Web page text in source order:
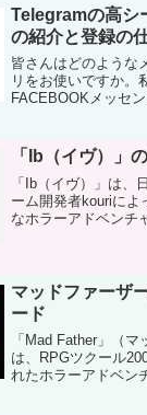
「恐怖の森」の製作
ありな...
Telegramの高シ
の紹介と登録の
皆さんはどのような
リをお使いですか。
FACEBOOKメッセ
み人気ですが、欧米
れていません。な...
「Ib（イヴ）」
「Ib（イヴ）」は、
ーム開発者kouriによ
なホラーアドベンチ
的な恐怖...
マッドファーザ
ード
「Mad Father」（マ
は、RPGツクール
れたホラーアドベン